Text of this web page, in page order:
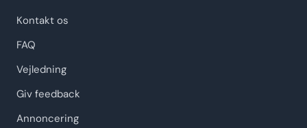
Kontakt os
FAQ
Vejledning
Giv feedback
Annoncering